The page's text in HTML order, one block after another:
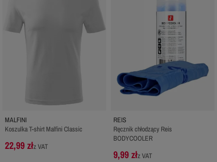
MALFINI
Koszulka T-shirt Malfini Classic
22,99 złz VAT
REIS
Ręcznik chłodzący Reis
BODYCOOLER
9,99 złz VAT